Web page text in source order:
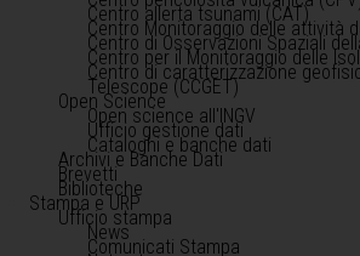
Centro allerta tsunami (CAT)
Centro Monitoraggio delle attività
Centro di Osservazioni Spaziali
Centro per il Monitoraggio delle
Centro di caratterizzazione
Telescope (CCGET)
Open Science
Open science all'INGV
Ufficio gestione dati
Cataloghi e banche dati
Archivi e Banche Dati
Brevetti
Biblioteche
Stampa e URP
Ufficio stampa
News
Comunicati Stampa